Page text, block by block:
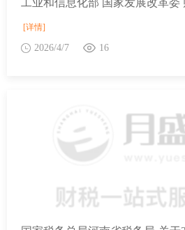
[详情]
2026/4/7 16